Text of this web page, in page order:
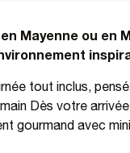
Mayenne ou en
tout inclus,
Dès votre
gourmand avec